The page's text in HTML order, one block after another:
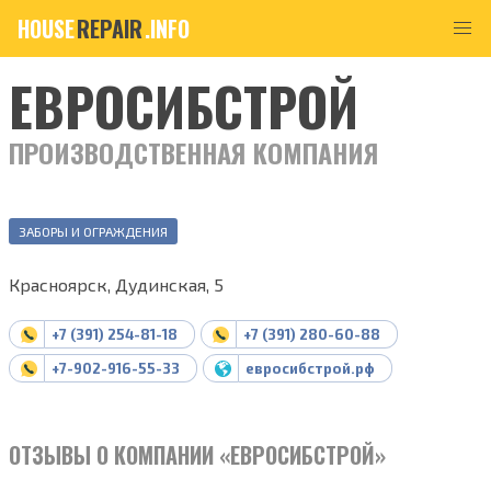
HOUSEREPAIR.INFO
ЕВРОСИБСТРОЙ
ПРОИЗВОДСТВЕННАЯ КОМПАНИЯ
ЗАБОРЫ И ОГРАЖДЕНИЯ
Красноярск, Дудинская, 5
+7 (391) 254-81-18
+7 (391) 280-60-88
+7-902-916-55-33
евросибстрой.рф
ОТЗЫВЫ О КОМПАНИИ «ЕВРОСИБСТРОЙ»